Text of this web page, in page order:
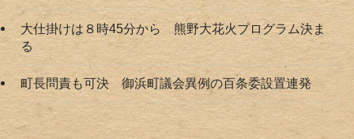
大仕掛けは８時45分から 熊野大花火プログラム決ま
る
町長問責も可決 御浜町議会異例の百条委設置連発